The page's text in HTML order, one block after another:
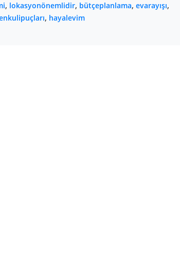
, lokasyonönemlidir, bütçeplanlama, evarayışı,
, hayalevim